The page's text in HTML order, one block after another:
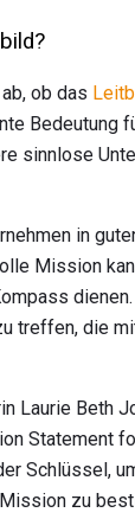
ob das
Bedeutung
sinnlose
in
Mission
treffen, die
Laurie Beth
Statement
Schlüssel,
zu